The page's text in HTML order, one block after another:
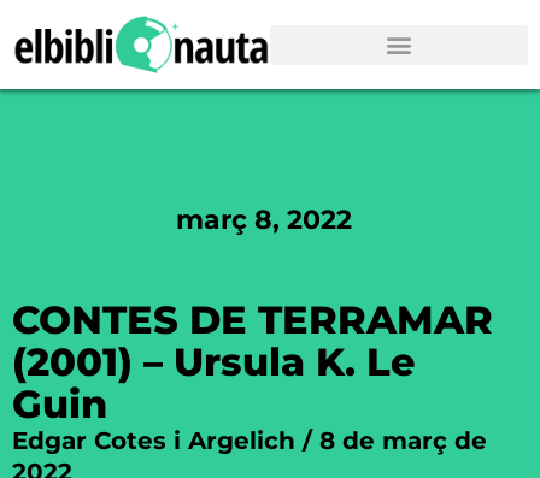
març 8, 2022
CONTES DE TERRAMAR
(2001) – Ursula K. Le
Guin
Edgar Cotes i Argelich
8 de març de
2022